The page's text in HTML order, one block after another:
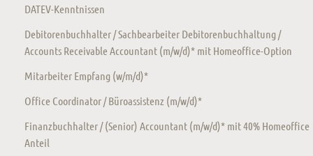
DATEV-Kenntnissen
Debitorenbuchhalter / Sachbearbeiter Debitorenbuchhaltung /
Accounts Receivable Accountant (m/w/d)* mit Homeoffice-Option
Mitarbeiter Empfang (w/m/d)*
Office Coordinator / Büroassistenz (m/w/d)*
Finanzbuchhalter / (Senior) Accountant (m/w/d)* mit 40% Homeoffice
Anteil